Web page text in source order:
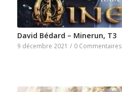
David Bédard – Minerun, T3
9 décembre 2021 / 0 Commentaires